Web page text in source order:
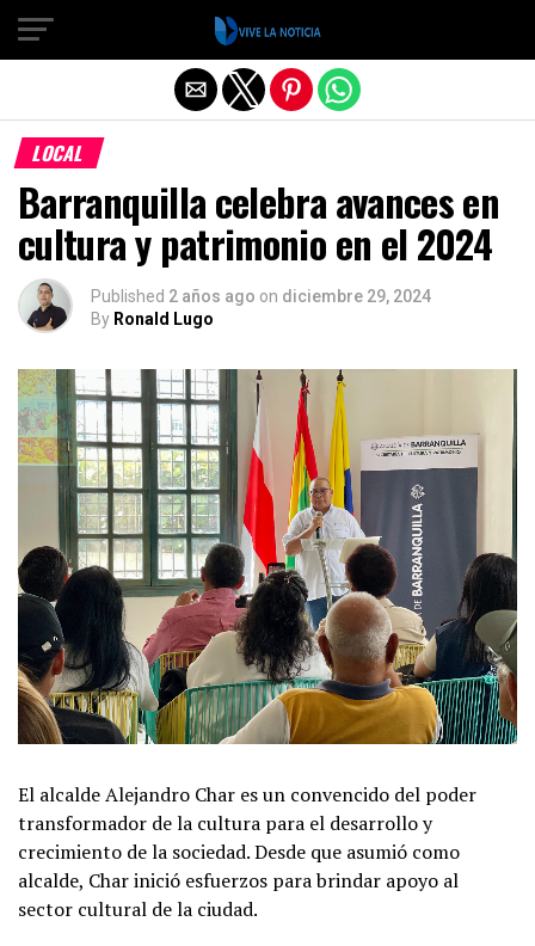
LOCAL
Barranquilla celebra avances en
cultura y patrimonio en el 2024
Published 2 años ago on diciembre 29, 2024
By Ronald Lugo
El alcalde Alejandro Char es un convencido del poder
transformador de la cultura para el desarrollo y
crecimiento de la sociedad. Desde que asumió como
alcalde, Char inició esfuerzos para brindar apoyo al
sector cultural de la ciudad.
Salir de la versión móvil